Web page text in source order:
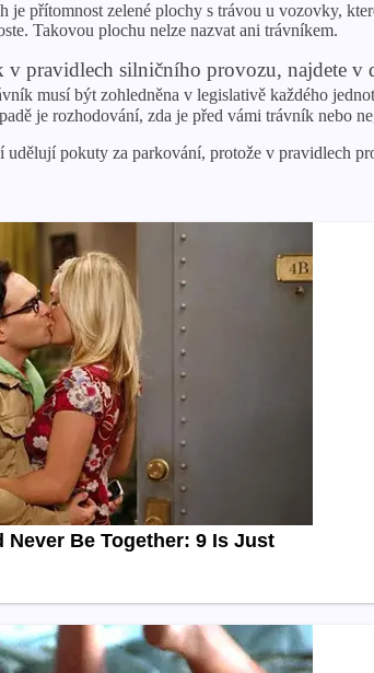
je přítomnost zelené plochy s trávou u vozovky,
Takovou plochu nelze nazvat ani trávníkem.
pravidlech silničního provozu, najdete
musí být zohledněna v legislativě každého
je rozhodování, zda je před vámi trávník nebo
pokuty za parkování, protože v pravidlech